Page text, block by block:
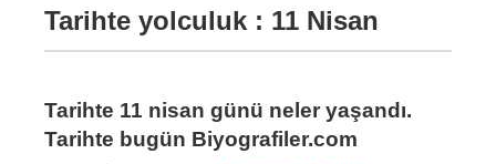
Tarihte yolculuk : 11 Nisan
Tarihte 11 nisan günü neler yaşandı.
Tarihte bugün Biyografiler.com